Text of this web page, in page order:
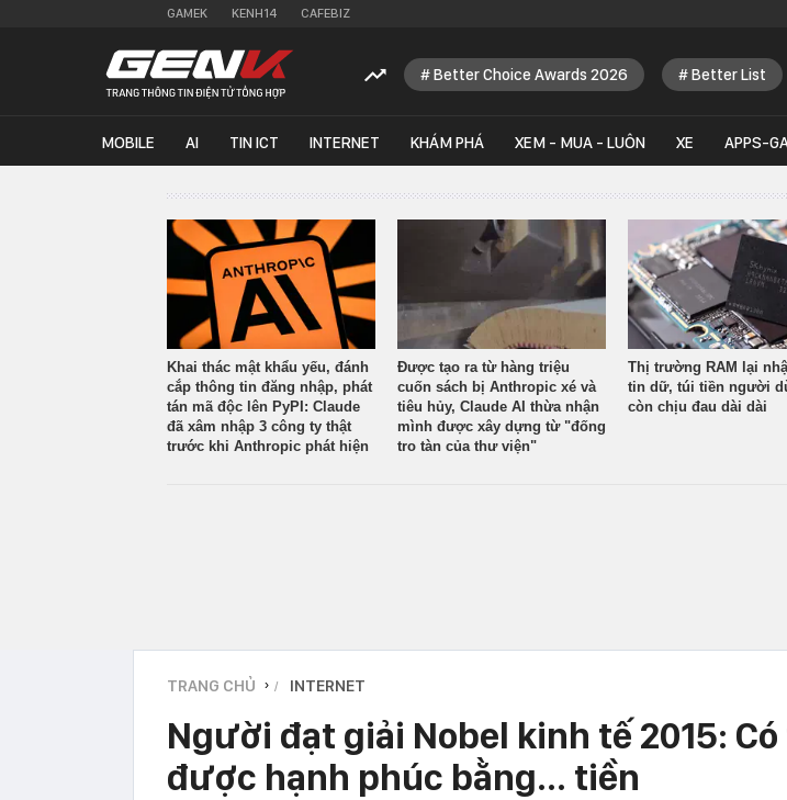
GAMEK KENH14 CAFEBIZ
Better Choice Awards 2026 Better List
MOBILE AI TIN ICT INTERNET KHÁM PHÁ XEM - MUA - LUÔN XE APPS-
Khai thác mật khẩu yếu, đánh
cắp thông tin đăng nhập, phát
tán mã độc lên PyPI: Claude
đã xâm nhập 3 công ty thật
trước khi Anthropic phát hiện
Được tạo ra từ hàng triệu
cuốn sách bị Anthropic xé và
tiêu hủy, Claude AI thừa nhận
mình được xây dựng từ "đống
tro tàn của thư viện"
Thị trường RAM lại
tin dữ, túi tiền người
còn chịu đau dài dài
TRANG CHỦ › INTERNET
Người đạt giải Nobel kinh tế 2015:
được hạnh phúc bằng... tiền